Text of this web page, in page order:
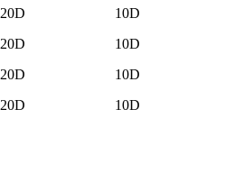
20D
10D
20D
10D
20D
10D
20D 10D